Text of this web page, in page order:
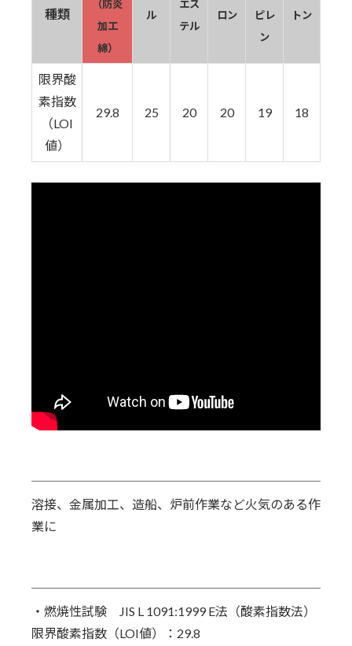
種類
（防炎
加工
綿）
ル
エス
テル
ロン
ピレ
ン
トン
限界酸
素指数
（LOI
値）
29.8 25 20 20 19 18
溶接、金属加工、造船、炉前作業など火気のある作
業に
・燃焼性試験 JIS L 1091:1999 E法（酸素指数法）
限界酸素指数（LOI値）：29.8